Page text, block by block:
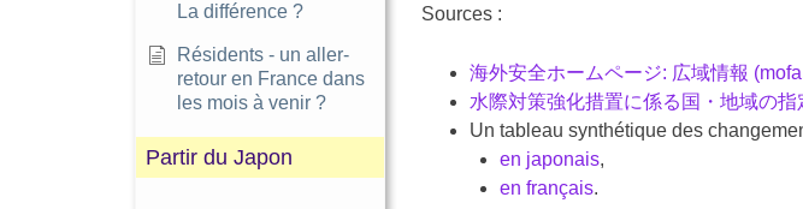
La différence ?
Résidents - un aller-
retour en France dans
les mois à venir ?
Partir du Japon
Sources :
海外安全ホームページ: 広域情報
水際対策強化措置に係る国・地域の指
Un tableau synthétique des
en japonais,
en français.